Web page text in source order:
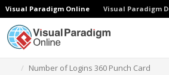
Visual Paradigm Online Visual Paradigm
Number of Logins 360 Punch Card